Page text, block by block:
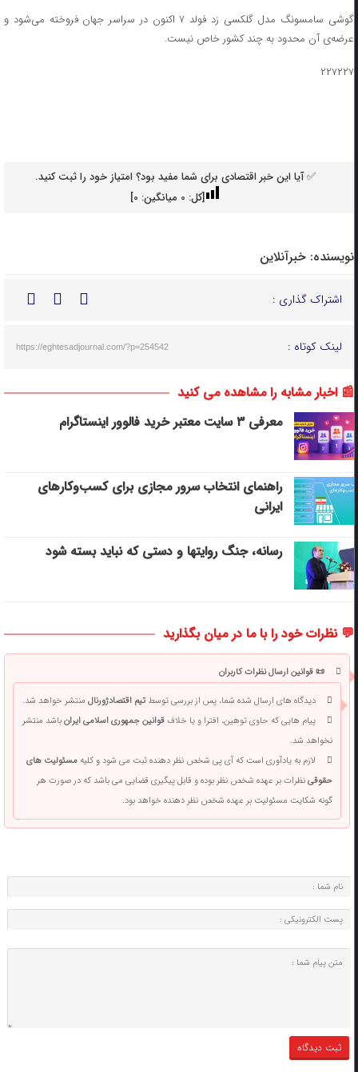
گوشی سامسونگ مدل گلکسی زد فولد ۷ اکنون در سراسر جهان فروخته می‌شود و
عرضه‌ی آن محدود به چند کشور خاص نیست.
۲۲۷۲۲۷
✅ آیا این خبر اقتصادی برای شما مفید بود؟ امتیاز خود را ثبت کنید.
[کل: 0میانگین: 0
]
نویسنده: خبرآنلاین
اشتراک گذاری :
لینک کوتاه : https://eghtesadjournal.com/?p=254542
📰 اخبار مشابه را مشاهده می کنید
معرفی ۳ سایت معتبر خرید فالوور اینستاگرام
راهنمای انتخاب سرور مجازی برای کسب‌وکارهای
ایرانی
رسانه، جنگ روایتها و دستی که نباید بسته شود
💬 نظرات خود را با ما در میان بگذارید
📜 قوانین ارسال نظرات کاربران
دیدگاه های ارسال شده شما، پس از بررسی توسطتیم اقتصادژورنالمنتشر خواهد شد.
پیام هایی که حاوی توهین، افترا و یا خلافقوانین جمهوری اسلامی ایرانباشد منتشر
نخواهد شد.
لازم به یادآوری است که آی پی شخص نظر دهنده ثبت می شود و کلیهمسئولیت های
حقوقینظرات بر عهده شخص نظر بوده و قابل پیگیری قضایی می باشد که در صورت هر
گونه شکایت مسئولیت بر عهده شخص نظر دهنده خواهد بود.